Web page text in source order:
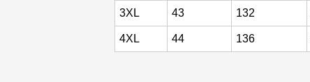
3XL 43 132
4XL 44 136